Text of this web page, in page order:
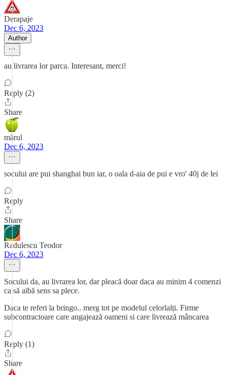
Derapaje
Dec 6, 2023
Author
au livrarea lor parca. Interesant, merci!
Reply (2)
Share
mărul
Dec 6, 2023
socului are pui shanghai bun iar, o oala d-aia de pui e vro' 40j de lei
Reply
Share
Radulescu Teodor
Dec 6, 2023
Socului da, au livrarea lor, dar pleacă doar daca au minim 4 comenzi
ca să aibă sens sa plece.
Daca te referi la bringo.. merg tot pe modelul celorlalți. Firme
subcontractoare care angajează oameni si care livrează mâncarea
Reply (1)
Share